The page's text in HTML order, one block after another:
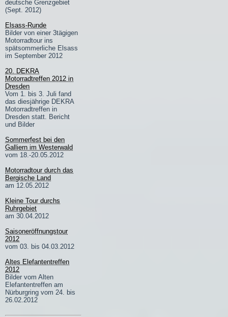
deutsche Grenzgebiet
(Sept. 2012)
Elsass-Runde
Bilder von einer 3tägigen
Motorradtour ins
spätsommerliche Elsass
im September 2012
20. DEKRA
Motorradtreffen 2012 in
Dresden
Vom 1. bis 3. Juli fand
das diesjährige DEKRA
Motorradtreffen in
Dresden statt. Bericht
und Bilder
Sommerfest bei den
Galliern im Westerwald
vom 18.-20.05.2012
Motorradtour durch das
Bergische Land
am 12.05.2012
Kleine Tour durchs
Ruhrgebiet
am 30.04.2012
Saisoneröffnungstour
2012
vom 03. bis 04.03.2012
Altes Elefantentreffen
2012
Bilder vom Alten
Elefantentreffen am
Nürburgring vom 24. bis
26.02.2012